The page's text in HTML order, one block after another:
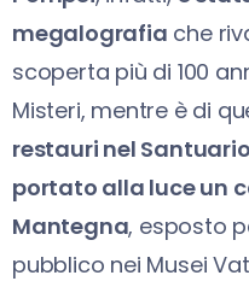
megalografia che
scoperta più di 100
Misteri, mentre è di
restauri nel
portato alla luce un
Mantegna, esposto
pubblico nei Musei